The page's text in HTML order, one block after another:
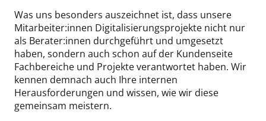
Was uns besonders auszeichnet ist, dass unsere
Mitarbeiter:innen Digitalisierungsprojekte nicht nur
als Berater:innen durchgeführt und umgesetzt
haben, sondern auch schon auf der Kundenseite
Fachbereiche und Projekte verantwortet haben. Wir
kennen demnach auch Ihre internen
Herausforderungen und wissen, wie wir diese
gemeinsam meistern.